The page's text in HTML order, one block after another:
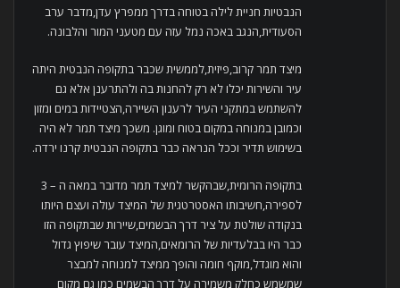
הנבטיות חניית לילה בטוחה בדרך ממפרץ עדן,מדבר ערב
הסעודית,הנגב באכה נמל עזה עם מטעני המור והלבונה.
מיצד תמר קרוב,פיזית,לממשית שכבר בתקופה הנבטית היתה
עיר והשירות יכלו לא רק להחנות בה ולהתרענן אלא גם
להשתמש במתקני העיר לרענון השיירה,הצטיידות במים ומזון
וכמובן במנוחה במקום בטוח ומוגן. משכך מיצד תמר לא היה
בשימוש תדיר וככל הנראה כבר בתקופה הנבטית קרנו ירדה.
בתקופה הרומית,שבהקשר למיצד תמר מדובר במאה ה – 3
לספירה,חשיבותו האסטרטגית של המיצד עולה ועצם היותו
בנקודה שולטת על ציר דרך הבשמים,שיירות שבתקופה הזו
כבר היו בבלעדיות של הרומאים,המיצד עובר שיפוץ גדול
והוא מוגדל,מוקף חומה והופך ממיצד למנוחה למבצר
שמשמש כחלק משמירה על דרך הבשמים כמו גם מקום